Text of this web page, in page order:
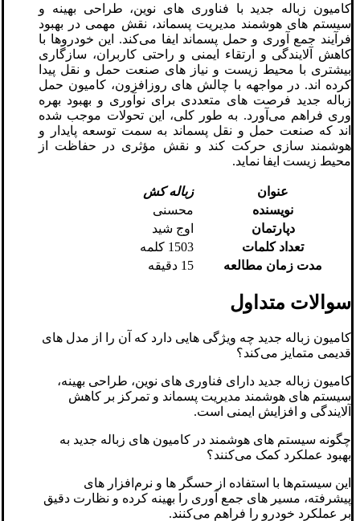
کامیون زباله جدید با فناوری‌ های نوین، طراحی بهینه و
سیستم‌ های هوشمند مدیریت پسماند، نقش مهمی در بهبود
فرآیند جمع ‌آوری و حمل پسماند ایفا می‌کند. این خودروها با
کاهش آلایندگی و ارتقاء ایمنی و راحتی کاربران، سازگاری
بیشتری با محیط ‌زیست و نیاز های صنعت حمل و نقل پیدا
کرده ‌اند. در مواجهه با چالش‌ های روزافزون، کامیون حمل
زباله جدید فرصت ‌های متعددی برای نوآوری و بهبود بهره‌
وری فراهم می‌آورد. به ‌طور کلی، این تحولات موجب شده‌
اند که صنعت حمل و نقل پسماند به سمت توسعه پایدار و
هوشمند سازی حرکت کند و نقش مؤثری در حفاظت از
محیط زیست ایفا نماید.
عنوان
زباله کش
نویسنده
محسنی
دپارتمان
اوج شید
تعداد کلمات
1503 کلمه
مدت زمان مطالعه
15 دقیقه
سوالات متداول
کامیون زباله جدید چه ویژگی ‌هایی دارد که آن را از مدل ‌های
قدیمی متمایز می‌کند؟
کامیون زباله جدید دارای فناوری ‌های نوین، طراحی بهینه،
سیستم ‌های هوشمند مدیریت پسماند و تمرکز بر کاهش
آلایندگی و افزایش ایمنی است.
چگونه سیستم‌ های هوشمند در کامیون ‌های زباله جدید به
بهبود عملکرد کمک می‌کنند؟
این سیستم‌ها با استفاده از حسگر ها و نرم‌افزار های
پیشرفته، مسیر های جمع ‌آوری را بهینه کرده و نظارت دقیق
بر عملکرد خودرو را فراهم می‌کنند.